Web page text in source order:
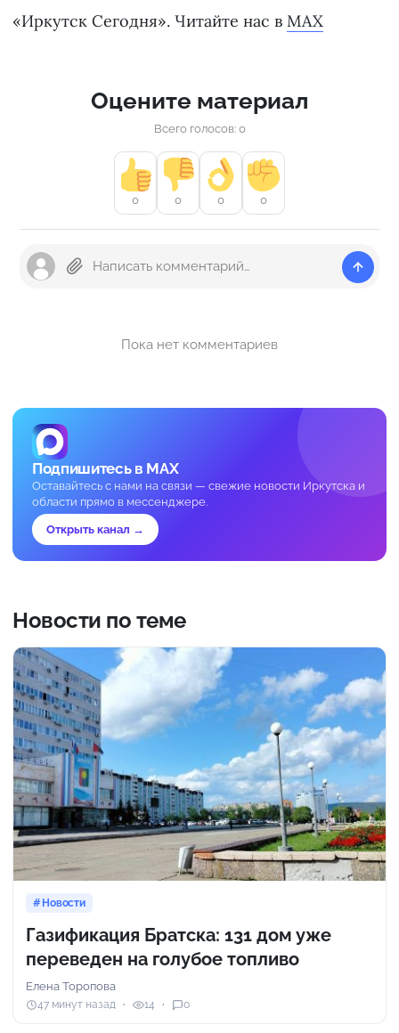
«Иркутск Сегодня». Читайте нас в MAX
Оцените материал
Всего голосов: 0
0 0 0 0
Пока нет комментариев
Подпишитесь в MAX
Оставайтесь с нами на связи — свежие новости Иркутска и
области прямо в мессенджере.
Открыть канал →
Новости по теме
Новости
Газификация Братска: 131 дом уже
переведен на голубое топливо
Елена Торопова
47 минут назад 14 0